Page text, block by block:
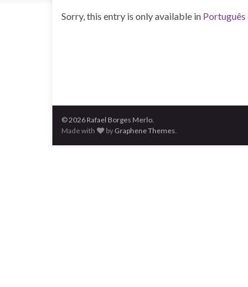
Sorry, this entry is only available in
© 2026 Rafael Borges Merlo.
Made with
by Graphene Themes.